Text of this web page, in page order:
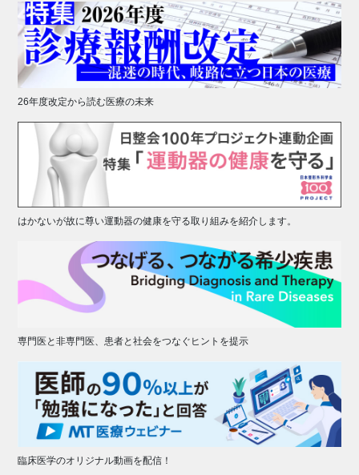
26年度改定から読む医療の未来
はかないが故に尊い運動器の健康を守る取り組みを紹介します。
専門医と非専門医、患者と社会をつなぐヒントを提示
臨床医学のオリジナル動画を配信！